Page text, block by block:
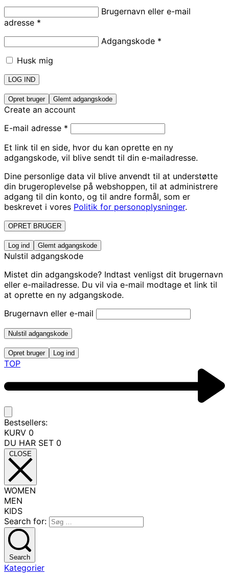
Brugernavn eller e-mail
adresse *
Adgangskode *
Husk mig
LOG IND
Opret bruger Glemt adgangskode
Create an account
E-mail adresse *
Et link til en side, hvor du kan oprette en ny
adgangskode, vil blive sendt til din e-mailadresse.
Dine personlige data vil blive anvendt til at understøtte
din brugeroplevelse på webshoppen, til at administrere
adgang til din konto, og til andre formål, som er
beskrevet i vores Politik for personoplysninger.
OPRET BRUGER
Log ind Glemt adgangskode
Nulstil adgangskode
Mistet din adgangskode? Indtast venligst dit brugernavn
eller e-mailadresse. Du vil via e-mail modtage et link til
at oprette en ny adgangskode.
Brugernavn eller e-mail
Nulstil adgangskode
Opret bruger Log ind
TOP
Bestsellers:
KURV 0
DU HAR SET 0
CLOSE
WOMEN
MEN
KIDS
Search for:
Search
Kategorier